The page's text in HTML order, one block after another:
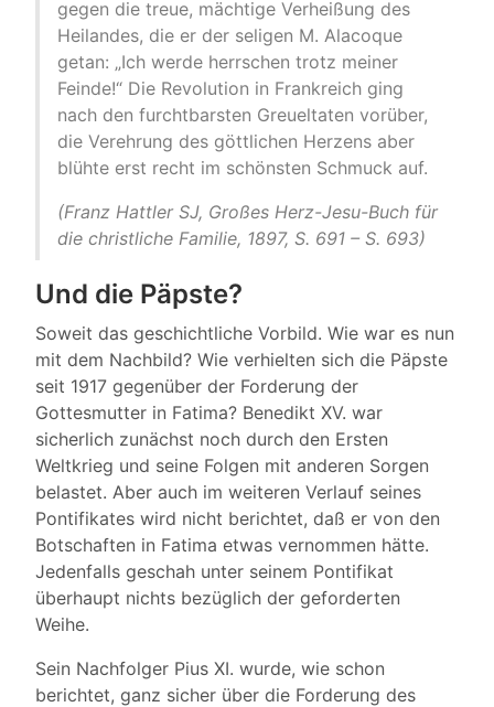
gegen die treue, mächtige Verheißung des
Heilandes, die er der seligen M. Alacoque
getan: „Ich werde herrschen trotz meiner
Feinde!“ Die Revolution in Frankreich ging
nach den furchtbarsten Greueltaten vorüber,
die Verehrung des göttlichen Herzens aber
blühte erst recht im schönsten Schmuck auf.
(Franz Hattler SJ, Großes Herz-Jesu-Buch für
die christliche Familie, 1897, S. 691 – S. 693)
Und die Päpste?
Soweit das geschichtliche Vorbild. Wie war es nun
mit dem Nachbild? Wie verhielten sich die Päpste
seit 1917 gegenüber der Forderung der
Gottesmutter in Fatima? Benedikt XV. war
sicherlich zunächst noch durch den Ersten
Weltkrieg und seine Folgen mit anderen Sorgen
belastet. Aber auch im weiteren Verlauf seines
Pontifikates wird nicht berichtet, daß er von den
Botschaften in Fatima etwas vernommen hätte.
Jedenfalls geschah unter seinem Pontifikat
überhaupt nichts bezüglich der geforderten
Weihe.
Sein Nachfolger Pius XI. wurde, wie schon
berichtet, ganz sicher über die Forderung des